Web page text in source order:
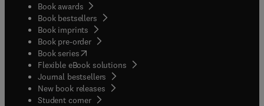
Book awards
Book bestsellers
Book imprints
Book pre-order
Book series(opens in new tab/window
Flexible eBook solutions
Journal bestsellers
New book releases
Student corner( opens in new tab/window